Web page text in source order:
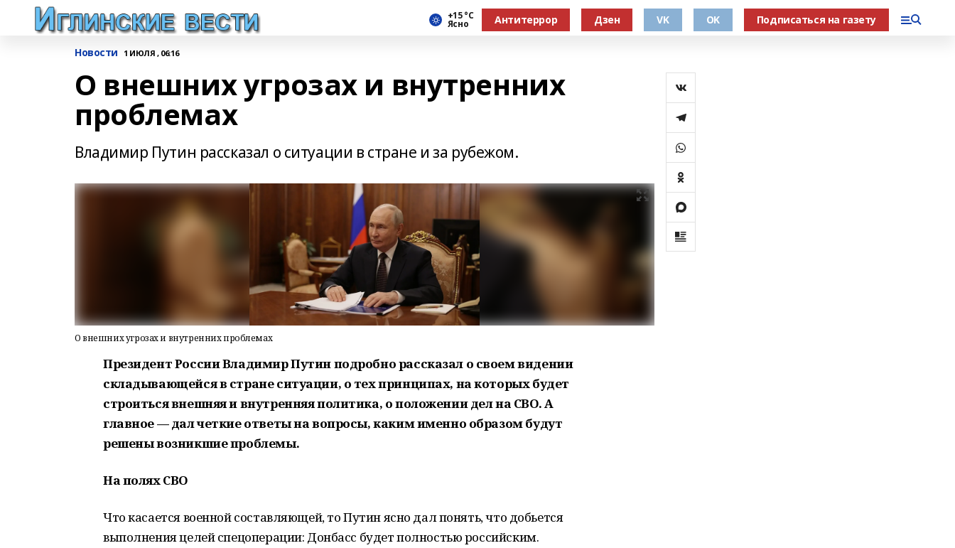
+15 °С
Ясно Антитеррор Дзен VK OK Подписаться на газету
Новости 1 ИЮЛЯ , 06:16
О внешних угрозах и внутренних
проблемах
Владимир Путин рассказал о ситуации в стране и за рубежом.
О внешних угрозах и внутренних проблемах
Президент России Владимир Путин подробно рассказал о своем видении
складывающейся в стране ситуации, о тех принципах, на которых будет
строиться внешняя и внутренняя политика, о положении дел на СВО. А
главное — дал четкие ответы на вопросы, каким именно образом будут
решены возникшие проблемы.
На полях СВО
Что касается военной составляющей, то Путин ясно дал понять, что добьется
выполнения целей спецоперации: Донбасс будет полностью российским.